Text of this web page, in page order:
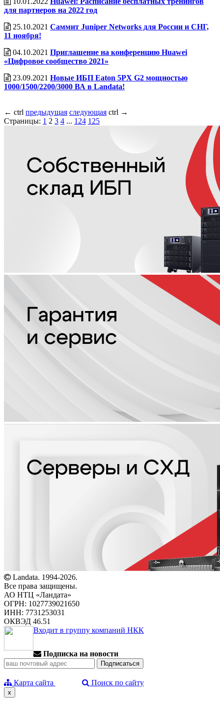
для партнеров на 2022 год
25.10.2021 Саммит Juniper Networks для России и СНГ,
11 ноября!
04.10.2021 Приглашение на конференцию Huawei
«Цифровое сообщество 2021»
23.09.2021 Новые ИБП Eaton 5PX G2 мощностью
1000/1500/2200/3000 ВА в Landata!
← ctrl предыдущая следующая ctrl →
Страницы: 1 2 3 4 ... 124 125
Landata. 1994-2026.
Все права защищены.
АО НТЦ «Ландата»
ОГРН: 1027739021650
ИНН: 7731253031
ОКВЭД 46.51
Входит в группу компаний НКК
Подписка на новости
Карта сайта Поиск по сайту
x